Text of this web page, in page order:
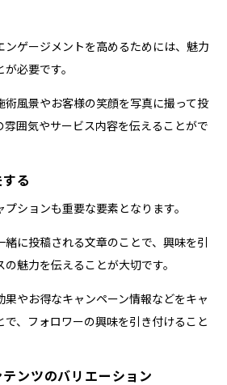
ンゲージメントを高めるためには、魅力
必要です。
術風景やお客様の笑顔を写真に撮って投
雰囲気やサービス内容を伝えることがで
る
ションも重要な要素となります。
に投稿される文章のことで、興味を引
魅力を伝えることが大切です。
やお得なキャンペーン情報などをキャ
で、フォロワーの興味を引き付けること
ンツのバリエーション